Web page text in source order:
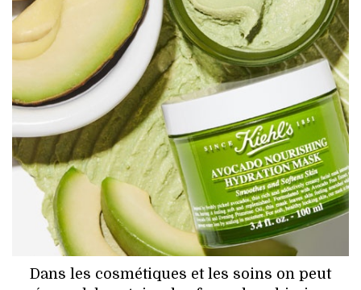
HIGH TECH
MAISON
AUTO
LIEUX TENDANCES
BEAUTÉ
MODE DE RUE
JEUNES CRÉATEURS
Dans les cosmétiques et les soins on peut